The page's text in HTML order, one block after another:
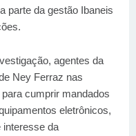
parte da gestão Ibaneis
agentes da
Ney Ferraz nas
cumprir mandados
eletrônicos,
interesse da